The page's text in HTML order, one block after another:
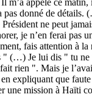
pas donné de
ne peut
je n’en ferai pas
fais attention à
" (…) Je lui dis " tu ne
rien ". Mais je
expliquant que
une mission à Haïti